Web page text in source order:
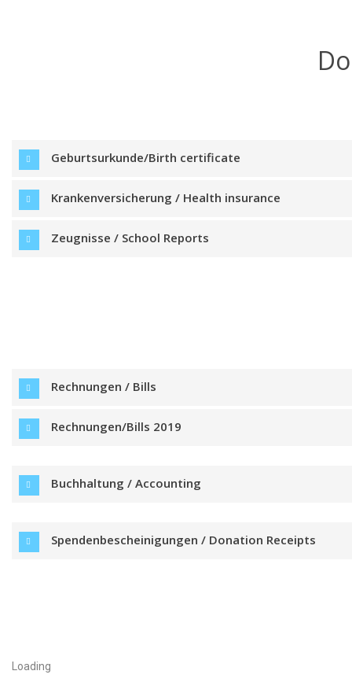
Geburtsurkunde/Birth certificate
Krankenversicherung / Health insurance
Zeugnisse / School Reports
Rechnungen / Bills
Rechnungen/Bills 2019
Buchhaltung / Accounting
Spendenbescheinigungen / Donation Receipts
Loading